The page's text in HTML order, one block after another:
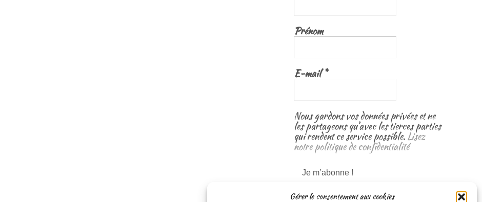
Gérer le consentement aux cookies
Prénom
E-mail*
Nous gardons vos données privées et ne
les partageons qu’avec les tierces parties
qui rendent ce service possible.Lisez
notre politique de confidentialité